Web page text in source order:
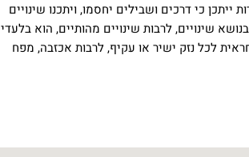
כי דרכים ושבילים יחסמו, ויתכנו שינויים
שינויים, לרבות שינויים מהותיים, הוא בלעדי
לכל נזק ישיר או עקיף, לרבות אכזבה, מפח